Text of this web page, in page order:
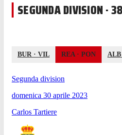
SEGUNDA DIVISION ·
BUR · VIL REA · PON ALB
Segunda division
domenica 30 aprile 2023
Carlos Tartiere